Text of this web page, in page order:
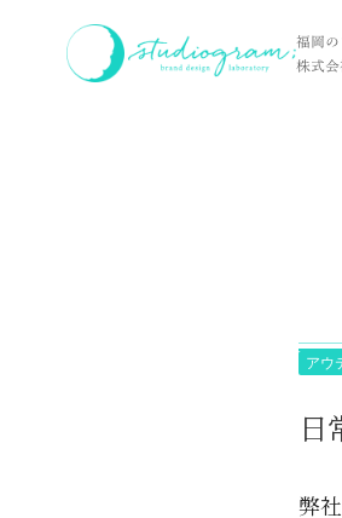
福岡
株式
ホーム
アウ
日
弊